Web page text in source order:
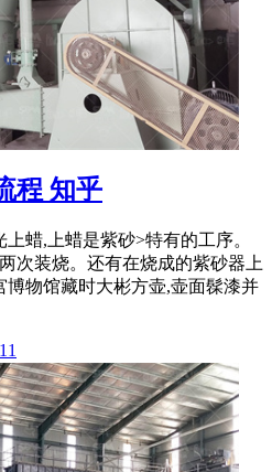
程 知乎
蜡,上蜡是紫砂>特有的工序。
次装烧。还有在烧成的紫砂器上
博物馆藏时大彬方壶,壶面髹漆并